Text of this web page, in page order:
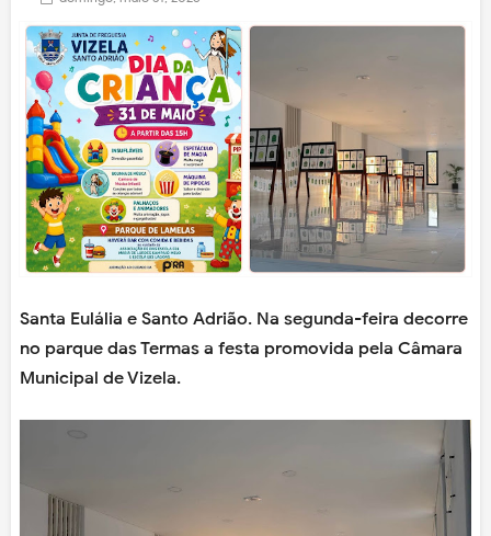
Santa Eulália e Santo Adrião. Na segunda-feira decorre
no parque das Termas a festa promovida pela Câmara
Municipal de Vizela.